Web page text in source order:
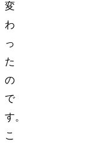
変
わ
っ
た
の
で
す。
こ